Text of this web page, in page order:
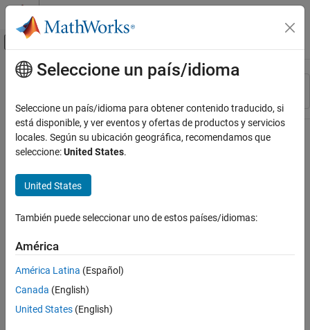
Saltar al contenido
Mostrar/ocultar menú de navegación
Recurso
Contenido principal
Seleccione un país/idioma
Seleccione un país/idioma para obtener contenido traducido, si
está disponible, y ver eventos y ofertas de productos y servicios
locales. Según su ubicación geográfica, recomendamos que
seleccione:United States.
United States
También puede seleccionar uno de estos países/idiomas:
América
América Latina (Español)
Canada (English)
United States (English)